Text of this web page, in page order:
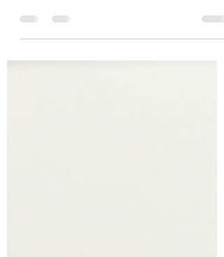
Knolselderpuree
zout Dijonmosterd (optioneel) Werkwijze: